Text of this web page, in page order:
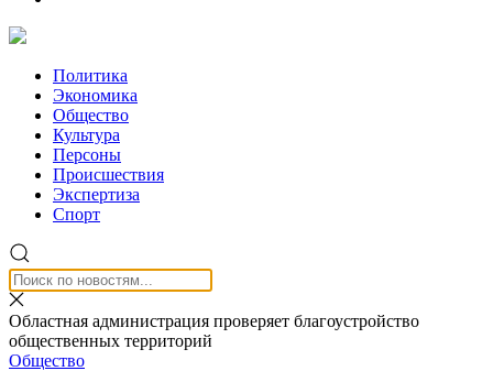
Политика
Экономика
Общество
Культура
Персоны
Происшествия
Экспертиза
Спорт
Областная администрация проверяет благоустройство
общественных территорий
Общество